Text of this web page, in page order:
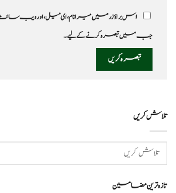
اس براؤزر میں میرا نام، ای میل، اور ویب سائٹ
جب میں تبصرہ کرنے کےلیے۔
تلاش کریں
تازہ ترین مضامین